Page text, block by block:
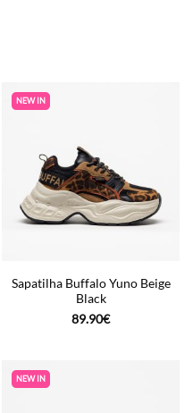
NEW IN
Sapatilha Buffalo Yuno Beige
Black
89.90€
NEW IN